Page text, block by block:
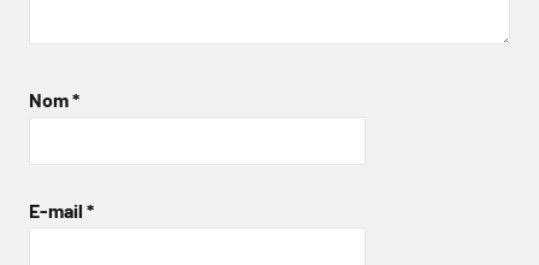
Nom*
E-mail *